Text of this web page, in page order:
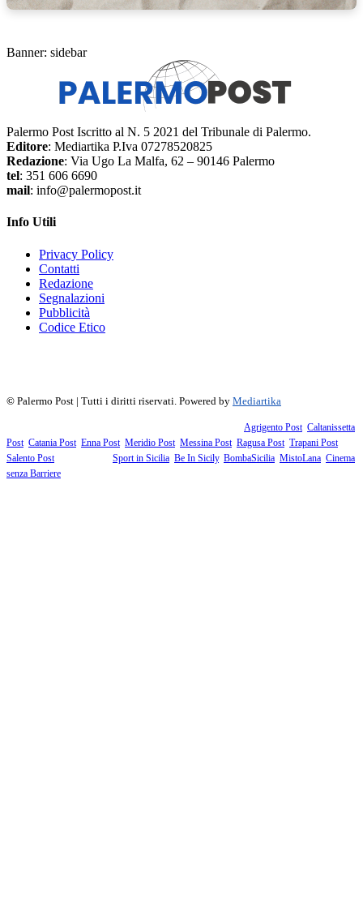
Banner: sidebar
Palermo Post Iscritto al N. 5 2021 del Tribunale di Palermo.
Editore: Mediartika P.Iva 07278520825
Redazione: Via Ugo La Malfa, 62 – 90146 Palermo
tel: 351 606 6690
mail: info@palermopost.it
Info Utili
Privacy Policy
Contatti
Redazione
Segnalazioni
Pubblicità
Codice Etico
© Palermo Post | Tutti i diritti riservati. Powered by Mediartika
Agrigento Post, Caltanissetta
Post, Catania Post, Enna Post, Meridio Post, Messina Post, Ragusa Post, Trapani Post,
Salento Post. I siti tematici: Sport in Sicilia Be In Sicily, BombaSicilia MistoLana Cinema
senza Barriere